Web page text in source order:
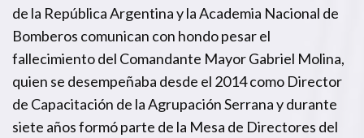
de la República Argentina y la Academia Nacional de
Bomberos comunican con hondo pesar el
fallecimiento del Comandante Mayor Gabriel Molina,
quien se desempeñaba desde el 2014 como Director
de Capacitación de la Agrupación Serrana y durante
siete años formó parte de la Mesa de Directores del